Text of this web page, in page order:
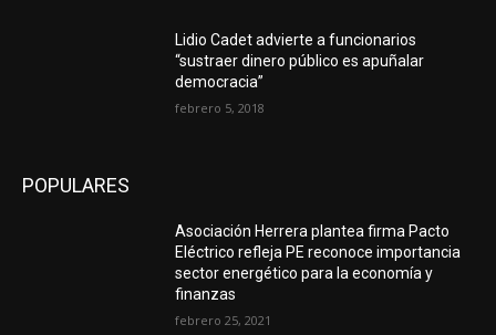
Lidio Cadet advierte a funcionarios
“sustraer dinero público es apuñalar
democracia”
febrero 5, 2018
POPULARES
Asociación Herrera plantea firma Pacto
Eléctrico refleja PE reconoce importancia
sector energético para la economía y
finanzas
febrero 25, 2021